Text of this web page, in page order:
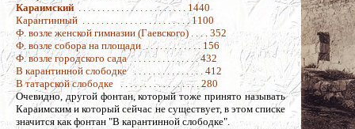
Караимский . . . . . . . . . . . . . . . . . . . . . . . 1440
Карантинный . . . . . . . . . . . . . . . . . . . . . . . 1100
Ф. возле женской гимназии (Гаевского) . . . . 352
Ф. возле собора на площади . . . . . . . . . . . . 156
Ф. возле городского сада . . . . . . . . . . . . . . 432
В карантинной слободке . . . . . . . . . . . . . . . 412
В татарской слободке . . . . . . . . . . . . . . . . . 280
Очевидно, другой фонтан, который тоже принято называть
Караимским и который сейчас не существует, в этом списке
значится как фонтан "В карантинной слободке".